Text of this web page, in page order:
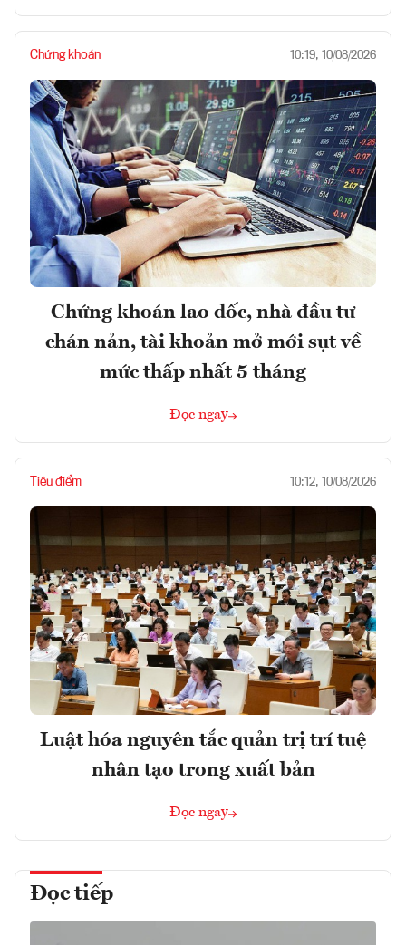
Chứng khoán 10:19, 10/08/2026
Chứng khoán lao dốc, nhà đầu tư
chán nản, tài khoản mở mới sụt về
mức thấp nhất 5 tháng
Đọc ngay
Tiêu điểm 10:12, 10/08/2026
Luật hóa nguyên tắc quản trị trí tuệ
nhân tạo trong xuất bản
Đọc ngay
Đọc tiếp